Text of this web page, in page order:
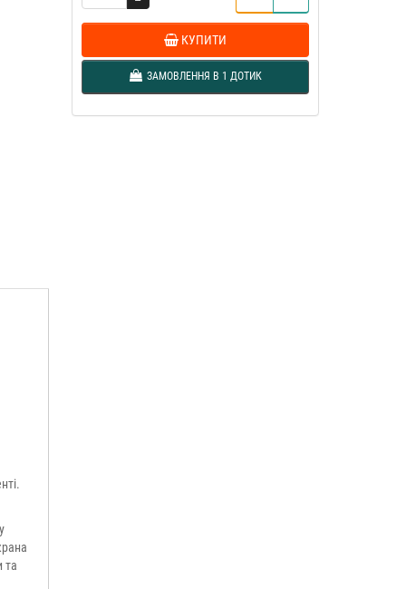
КУПИТИ
ЗАМОВЛЕННЯ В 1 ДОТИК
та